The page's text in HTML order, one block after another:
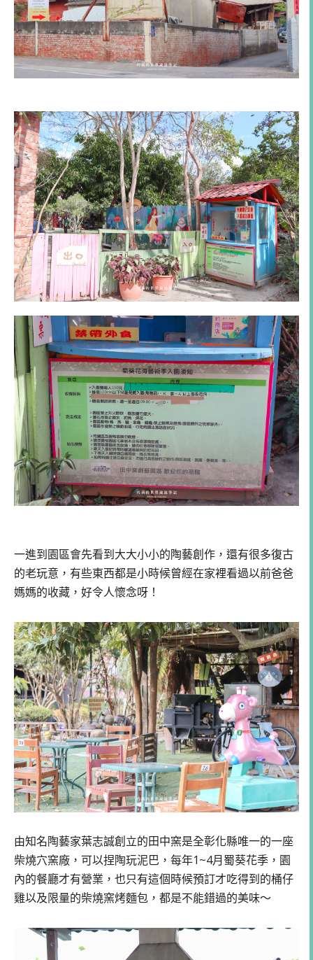
一進到園區會先看到大大小小的陶藝創作，還有很多復古
的老玩意，有些東西都是小時候曾經在家裡看過以前爸爸
媽媽的收藏，好令人懷念呀！
由知名陶藝家葉志誠創立的田中窯是全彰化縣唯一的一座
柴燒穴窯廠，可以捏陶玩泥巴，每年1~4月蜀葵花季，園
內的餐廳才有營業，也只有這個時候預訂才吃得到的桶仔
雞以及限量的柴燒窯烤麵包，都是不能錯過的美味～